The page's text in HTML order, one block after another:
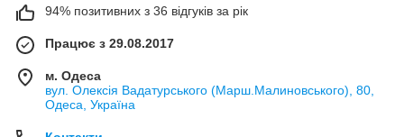
94% позитивних з 36 відгуків за рік
Працює з 29.08.2017
м. Одеса
вул. Олексія Вадатурського (Марш.Малиновського), 80,
Одеса, Україна